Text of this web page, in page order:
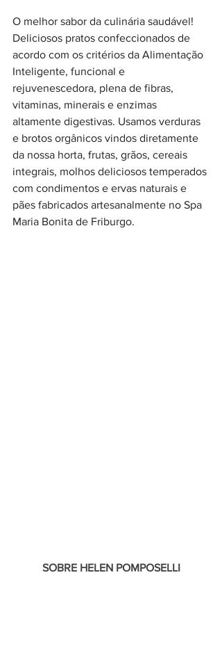
O melhor sabor da culinária saudável!
Deliciosos pratos confeccionados de
acordo com os critérios da Alimentação
Inteligente, funcional e
rejuvenescedora, plena de fibras,
vitaminas, minerais e enzimas
altamente digestivas. Usamos verduras
e brotos orgânicos vindos diretamente
da nossa horta, frutas, grãos, cereais
integrais, molhos deliciosos temperados
com condimentos e ervas naturais e
pães fabricados artesanalmente no Spa
Maria Bonita de Friburgo.
SOBRE HELEN POMPOSELLI